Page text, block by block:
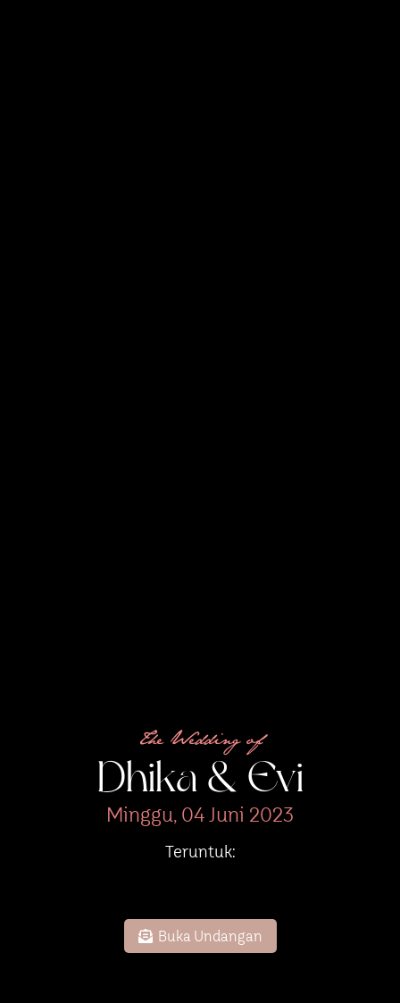
The Wedding of
Dhika & Evi
Minggu, 04 Juni 2023
Teruntuk:
Buka Undangan